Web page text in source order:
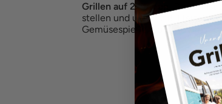
Grillen auf 2 Etagen
: Du
stellen und unten z.B. Fleisch
Gemüsespieße. So bekommst